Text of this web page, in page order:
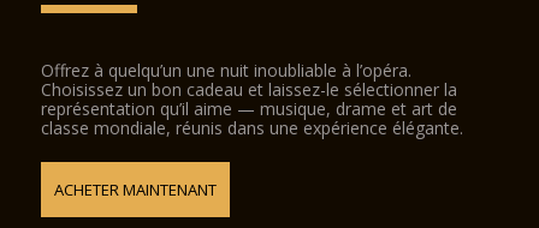
Offrez à quelqu’un une nuit inoubliable à l’opéra.
Choisissez un bon cadeau et laissez-le sélectionner la
représentation qu’il aime — musique, drame et art de
classe mondiale, réunis dans une expérience élégante.
ACHETER MAINTENANT